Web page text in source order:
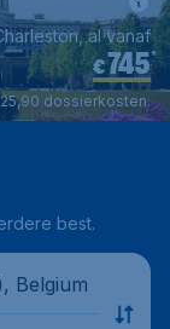
€745*
al vanaf
dossierkosten.
best.
Belgium